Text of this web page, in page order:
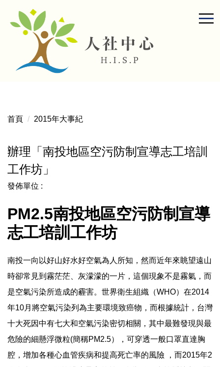
首頁 2015年大事紀
辦理「南投地區空污防制宣導志工培訓
工作坊」
發佈單位 :
PM2.5南投地區空污防制宣導
志工培訓工作坊
南投一向以好山好水好空氣為人所知，然而近年來眺望遠山
時卻常見到霧茫茫、灰濛濛的一片，這個現象不是霧氣，而
是空氣污染所造成的霾害。世界衛生組織（WHO）在2014
年10月將空氣污染列為主要環境致癌物，而根據統計，台灣
十大死因中有七大和空氣污染密切相關，其中最難發現與最
危險的細懸浮微粒(簡稱PM2.5），可穿透一般口罩直達胸
腔，增加各種心血管疾病和提高死亡率的風險 ，而2015年2